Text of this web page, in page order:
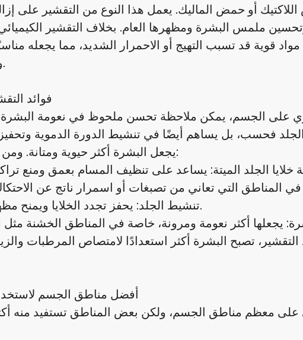
أو حمض الماليك. يعمل هذا النوع من التقشير على إزالة
ملمس البشرة ومظهرها العام. بخلاف التقشير الكيميائي
قوية قد تسبب التهيج أو الاحمرار الشديد، مما يجعله
وللاستخدام المتكرر.
فوائد
على الجسم، يمكن ملاحظة تحسن ملحوظ في نعومة البشرة
فحسب، بل يساهم أيضًا في تنشيط الدورة الدموية وتحفيز
يجعل البشرة أكثر حيوية ومتانة. ومن أبرز فوائده للجسم:
تنشيط الجلد: يحفز تجدد الخلايا ويمنح مظهرًا مشرقًا ومتجددًا.
تصبح البشرة أكثر استعدادًا لامتصاص المرطبات
أفضل مناطق الجسم
على معظم مناطق الجسم، ولكن بعض المناطق تستفيد منه